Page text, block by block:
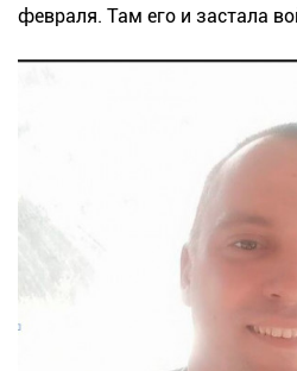
февраля. Там его и застала